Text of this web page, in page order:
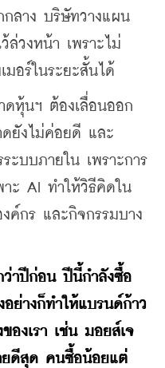
กลาง บริษัทวางแผน
ล่วงหน้า เพราะไม่
อร์ในระยะสั้นได้
หุ้นฯ ต้องเลื่อนออก
ดยังไม่ค่อยดี และ
ะบบภายใน เพราะการ
าะ AI ทำให้วิธีคิดใน
ค์กร และกิจกรรมบาง
ว่าปีก่อน ปีนี้กำลังซื้อ
ย่างก็ทำให้แบรนด์ก้าว
องเรา เช่น มอยส์เจ
ยดีสุด คนซื้อน้อยแต่